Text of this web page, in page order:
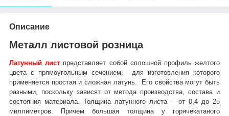
Описание
Металл листовой розница
Латунный лист представляет собой сплошной профиль желтого
цвета с прямоугольным сечением, для изготовления которого
применяется простая и сложная латунь. Его свойства могут быть
разными, поскольку зависят от метода производства, состава и
состояния материала. Толщина латунного листа – от 0,4 до 25
миллиметров. Причем большая толщина у горячекатаного